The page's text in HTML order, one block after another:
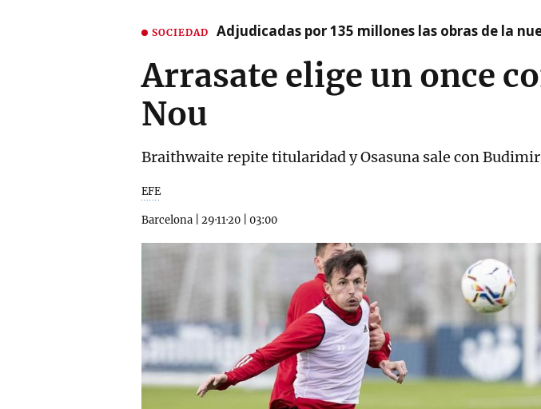
SOCIEDAD Adjudicadas por 135 millones las obras de la
Arrasate elige un once
Nou
Braithwaite repite titularidad y Osasuna sale con Budimir
EFE
Barcelona 29·11·20 03:00